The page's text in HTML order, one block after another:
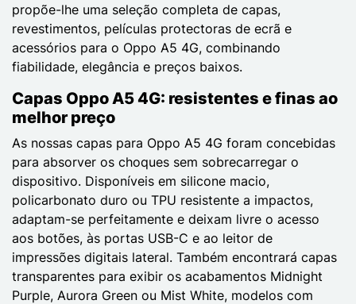
propõe-lhe uma seleção completa de capas,
revestimentos, películas protectoras de ecrã e
acessórios para o Oppo A5 4G, combinando
fiabilidade, elegância e preços baixos.
Capas Oppo A5 4G: resistentes e finas ao
melhor preço
As nossas capas para Oppo A5 4G foram concebidas
para absorver os choques sem sobrecarregar o
dispositivo. Disponíveis em silicone macio,
policarbonato duro ou TPU resistente a impactos,
adaptam-se perfeitamente e deixam livre o acesso
aos botões, às portas USB-C e ao leitor de
impressões digitais lateral. Também encontrará capas
transparentes para exibir os acabamentos Midnight
Purple, Aurora Green ou Mist White, modelos com